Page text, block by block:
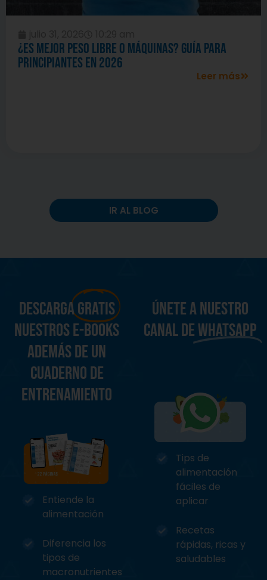
¿Es mejor peso libre o máquinas? Guía para
principiantes en 2026
Leer más
IR AL BLOG
Descargagratis
nuestros e-books
además de un
cuaderno de
entrenamiento
Entiende la
alimentación
Diferencia los
tipos de
macronutrientes
únete a nuestro
canal dewhatsapp
Tips de
alimentación
fáciles de
aplicar
Recetas
rápidas, ricas y
saludables